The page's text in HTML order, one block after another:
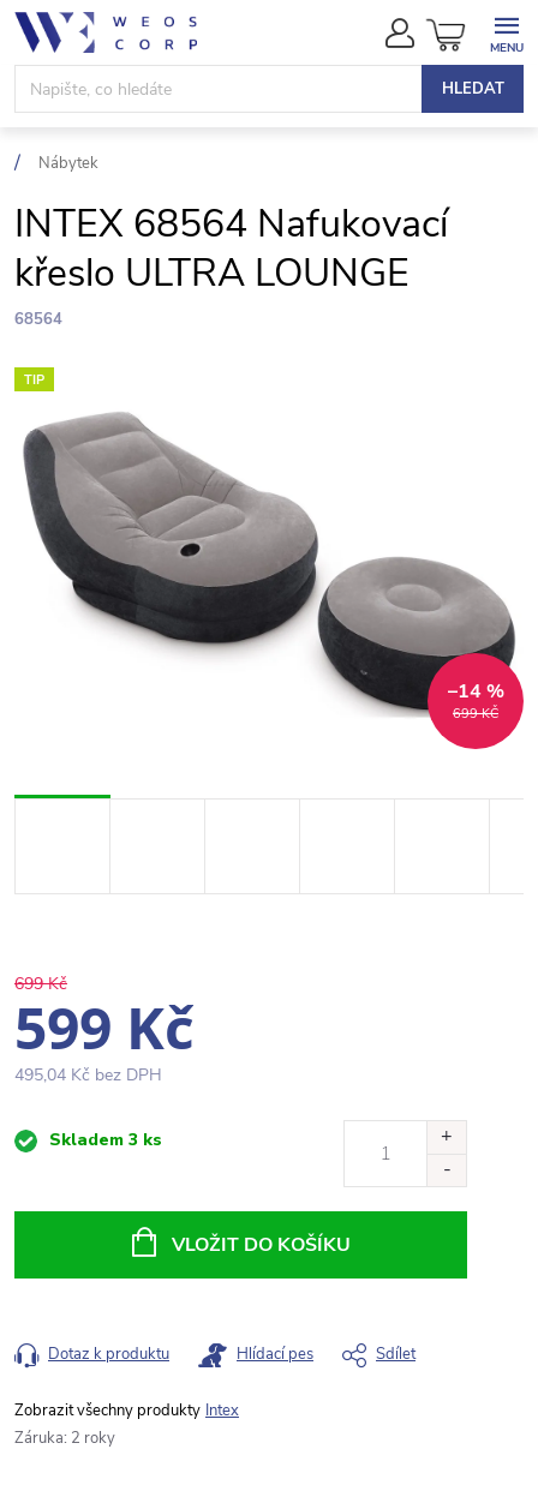
Přejít
obsah
HLEDAT
NÁKUPNÍ
KOŠÍK
Nábytek
INTEX 68564 Nafukovací
křeslo ULTRA LOUNGE
68564
TIP
699 KČ
–14 %
699 Kč
599 Kč
495,04 Kč bez DPH
MěrnáSkladem 3 ks
VLOŽIT DO KOŠÍKU
Dotaz k produktu Hlídací pes Sdílet
Intex
Záruka: 2 roky